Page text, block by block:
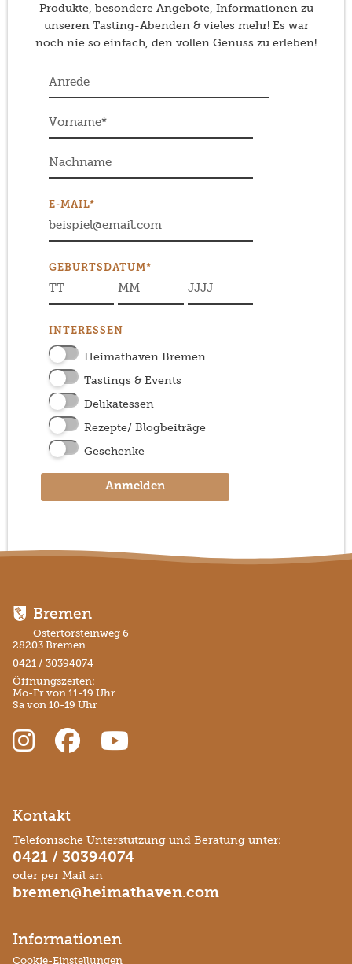
Produkte, besondere Angebote, Informationen zu
unseren Tasting-Abenden & vieles mehr! Es war
noch nie so einfach, den vollen Genuss zu erleben!
E-MAIL*
GEBURTSDATUM*
INTERESSEN
Heimathaven Bremen
Tastings & Events
Delikatessen
Rezepte/ Blogbeiträge
Geschenke
Anmelden
Bremen
Ostertorsteinweg 6
28203 Bremen
0421 / 30394074
Öffnungszeiten:
Mo-Fr von 11-19 Uhr
Sa von 10-19 Uhr
Kontakt
Telefonische Unterstützung und Beratung unter:
0421 / 30394074
oder per Mail an
bremen@heimathaven.com
Informationen
Cookie-Einstellungen